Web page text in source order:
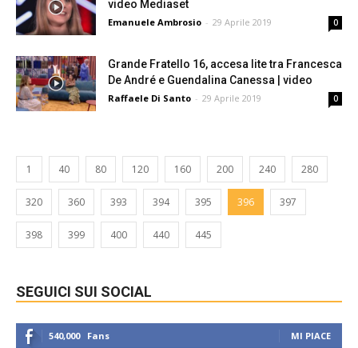
video Mediaset
Emanuele Ambrosio - 29 Aprile 2019 0
Grande Fratello 16, accesa lite tra Francesca
De André e Guendalina Canessa | video
Raffaele Di Santo - 29 Aprile 2019 0
1 40 80 120 160 200 240 280
320 360 393 394 395 396 397
398 399 400 440 445
SEGUICI SUI SOCIAL
540,000 Fans MI PIACE